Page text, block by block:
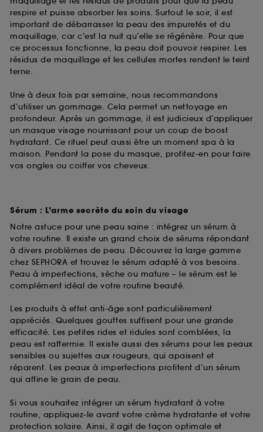
respire et puisse absorber les soins. Surtout le soir, il est
important de débarrasser la peau des impuretés et du
maquillage, car c’est la nuit qu’elle se régénère. Pour que
ce processus fonctionne, la peau doit pouvoir respirer. Les
résidus de maquillage et les cellules mortes rendent le teint
terne.
Une à deux fois par semaine, nous recommandons
d’utiliser un gommage. Cela permet un nettoyage en
profondeur. Après un gommage, il est judicieux d’appliquer
un masque visage nourrissant pour un coup de boost
hydratant. Ce rituel peut aussi être un moment spa à la
maison. Pendant la pose du masque, profitez-en pour faire
vos ongles ou coiffer vos cheveux.
Sérum : L’arme secrète du soin du visage
Notre astuce pour une peau saine : intégrez un sérum à
votre routine. Il existe un grand choix de sérums répondant
à divers problèmes de peau. Découvrez la large gamme
chez SEPHORA et trouvez le sérum adapté à vos besoins.
Peau à imperfections, sèche ou mature – le sérum est le
complément idéal de votre routine beauté.
Les produits à effet anti-âge sont particulièrement
appréciés. Quelques gouttes suffisent pour une grande
efficacité. Les petites rides et ridules sont comblées, la
peau est raffermie. Il existe aussi des sérums pour les peaux
sensibles ou sujettes aux rougeurs, qui apaisent et
réparent. Les peaux à imperfections profitent d’un sérum
qui affine le grain de peau.
Si vous souhaitez intégrer un sérum hydratant à votre
routine, appliquez-le avant votre crème hydratante et votre
protection solaire. Ainsi, il agit de façon optimale et